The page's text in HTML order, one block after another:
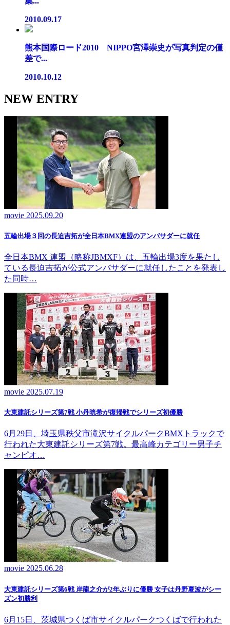
2010.09.17
熊本国際ロード2010 NIPPO宮澤崇史が写真判定の僅
差で...
2010.10.12
NEW ENTRY
movie 2025.09.20
五輪出場３回の長迫吉拓が全日本BMX連盟のアンバサダーに就任
全日本BMX 連盟（略称JBMXF）は、五輪出場3度を果たし
ている長迫吉拓が公式アンバサダーに就任したことを発表し
た同時…
movie 2025.07.19
大東建託シリーズ第7戦 ⼩丹晄希が復帰戦でシリーズ初優勝
6月29日、埼玉県秩父市滝沢サイクルパークBMXトラックで
行われた大東建託シリーズ第7戦。最高峰カテゴリー男子チ
ャンピオ…
movie 2025.06.28
大東建託シリーズ第6戦 岸龍之介が2年ぶりに優勝 女子は丹野夏波がシー
ズン初勝利
6月15日、茨城県つくば市サイクルパークつくばで行われた